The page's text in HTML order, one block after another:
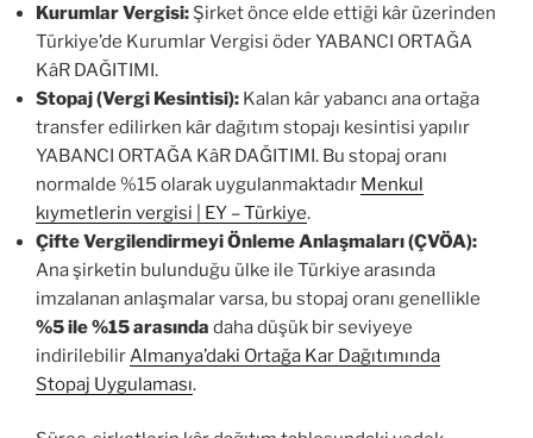
Kurumlar Vergisi: Şirket önce elde ettiği kâr üzerinden
Türkiye’de Kurumlar Vergisi öder YABANCI ORTAĞA
KâR DAĞITIMI.
Stopaj (Vergi Kesintisi): Kalan kâr yabancı ana ortağa
transfer edilirken kâr dağıtım stopajı kesintisi yapılır
YABANCI ORTAĞA KâR DAĞITIMI. Bu stopaj oranı
normalde %15 olarak uygulanmaktadır Menkul
kıymetlerin vergisi | EY – Türkiye.
Çifte Vergilendirmeyi Önleme Anlaşmaları (ÇVÖA):
Ana şirketin bulunduğu ülke ile Türkiye arasında
imzalanan anlaşmalar varsa, bu stopaj oranı genellikle
%5 ile %15 arasında daha düşük bir seviyeye
indirilebilir Almanya’daki Ortağa Kar Dağıtımında
Stopaj Uygulaması.